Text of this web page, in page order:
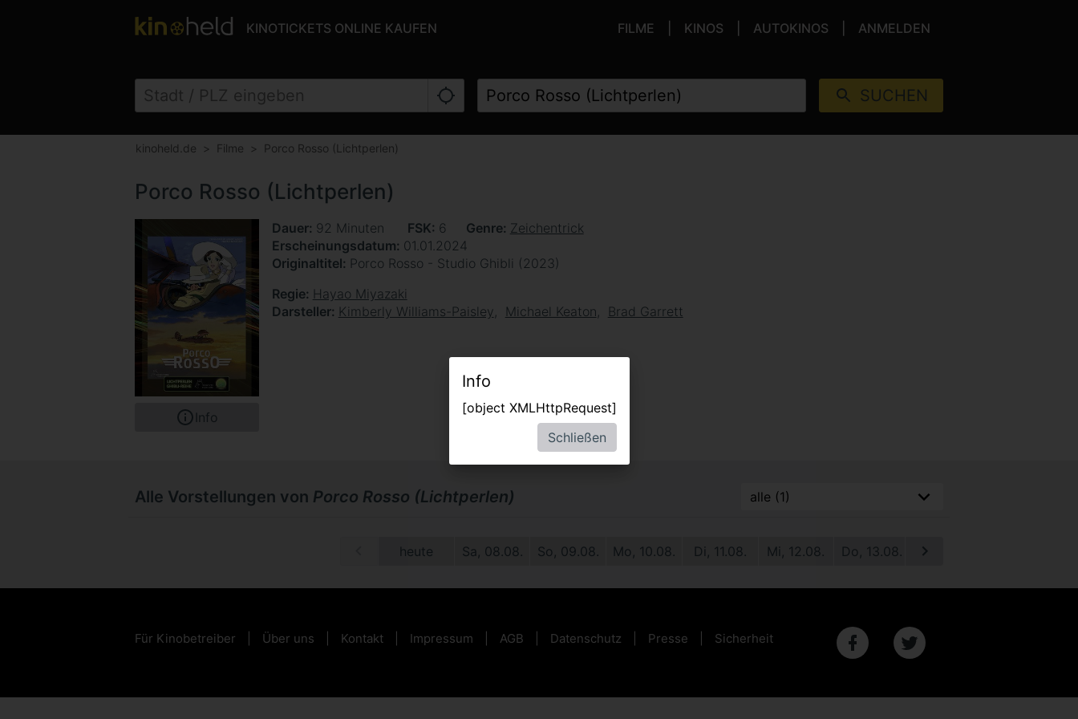
KINOTICKETS ONLINE KAUFEN FILME KINOS AUTOKINOS ANMELDEN
SUCHEN
kinoheld.de Filme Porco Rosso (Lichtperlen)
Porco Rosso (Lichtperlen)
Info
Dauer 92 Minuten FSK 6 Genre Zeichentrick
Erscheinungsdatum 01.01.2024
Originaltitel Porco Rosso - Studio Ghibli (2023)
Regie Hayao Miyazaki
Darsteller Kimberly Williams-Paisley Michael Keaton Brad Garrett
Alle Vorstellungen von Porco Rosso (Lichtperlen)
heute Sa, 08.08. So, 09.08. Mo, 10.08. Di, 11.08. Mi, 12.08. Do, 13.08. Fr, 14.08.
Für Kinobetreiber Über uns Kontakt Impressum AGB Datenschutz Presse Sicherheit
Info
[object XMLHttpRequest]
Schließen